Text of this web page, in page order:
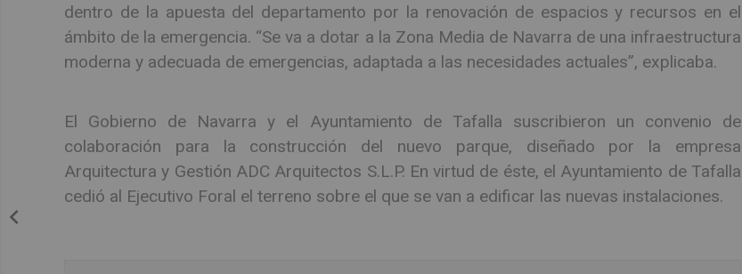
dentro de la apuesta del departamento por la renovación de espacios y recursos en el
ámbito de la emergencia. “Se va a dotar a la Zona Media de Navarra de una infraestructura
moderna y adecuada de emergencias, adaptada a las necesidades actuales”, explicaba.
El Gobierno de Navarra y el Ayuntamiento de Tafalla suscribieron un convenio de
colaboración para la construcción del nuevo parque, diseñado por la empresa
Arquitectura y Gestión ADC Arquitectos S.L.P. En virtud de éste, el Ayuntamiento de Tafalla
cedió al Ejecutivo Foral el terreno sobre el que se van a edificar las nuevas instalaciones.